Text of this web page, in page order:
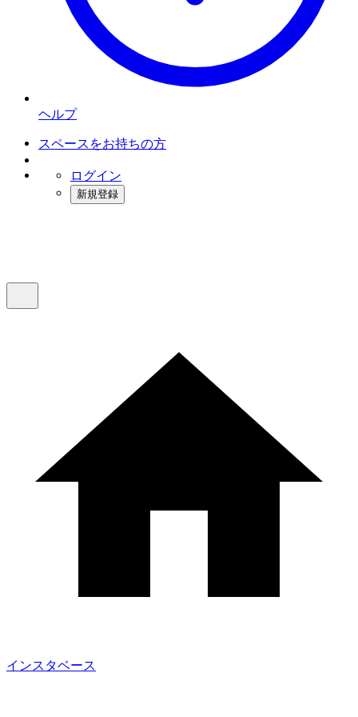
ヘルプ
スペースをお持ちの方
ログイン
新規登録
インスタベース